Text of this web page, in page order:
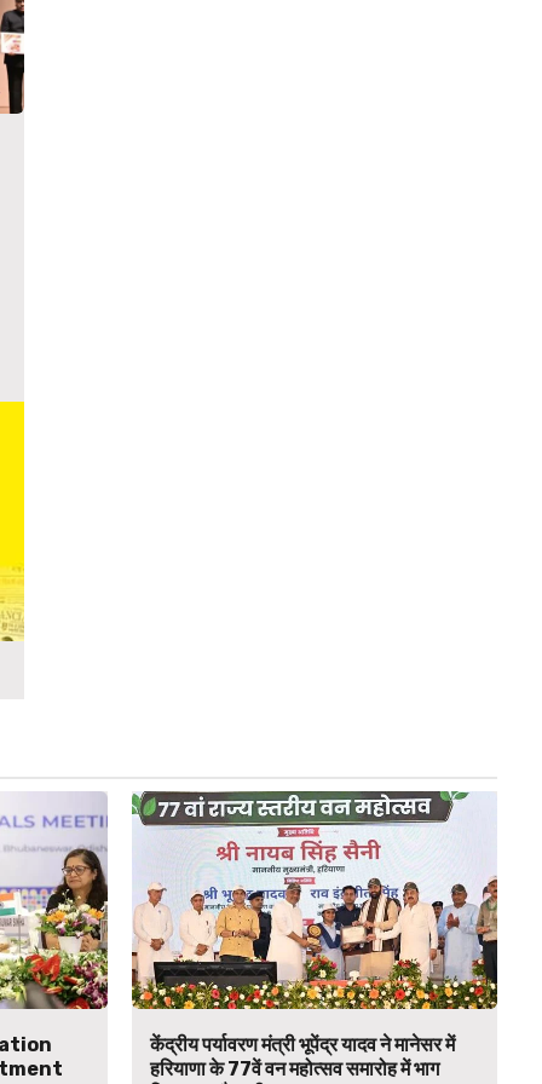
केंद्रीय पर्यावरण मंत्री भूपेंद्र यादव ने मानेसर में
हरियाणा के 77वें वन महोत्सव समारोह में भाग